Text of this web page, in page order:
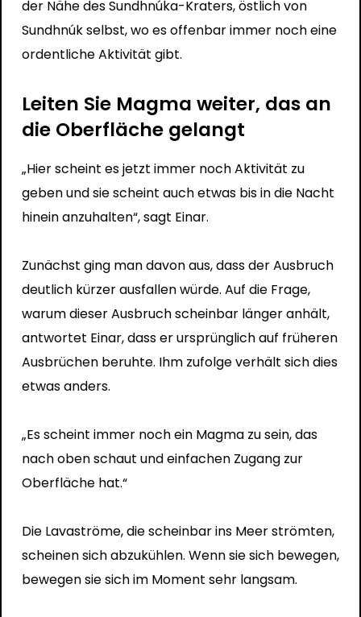
der Nähe des Sundhnúka-Kraters, östlich von
Sundhnúk selbst, wo es offenbar immer noch eine
ordentliche Aktivität gibt.
Leiten Sie Magma weiter, das an
die Oberfläche gelangt
„Hier scheint es jetzt immer noch Aktivität zu
geben und sie scheint auch etwas bis in die Nacht
hinein anzuhalten“, sagt Einar.
Zunächst ging man davon aus, dass der Ausbruch
deutlich kürzer ausfallen würde. Auf die Frage,
warum dieser Ausbruch scheinbar länger anhält,
antwortet Einar, dass er ursprünglich auf früheren
Ausbrüchen beruhte. Ihm zufolge verhält sich dies
etwas anders.
„Es scheint immer noch ein Magma zu sein, das
nach oben schaut und einfachen Zugang zur
Oberfläche hat.“
Die Lavaströme, die scheinbar ins Meer strömten,
scheinen sich abzukühlen. Wenn sie sich bewegen,
bewegen sie sich im Moment sehr langsam.